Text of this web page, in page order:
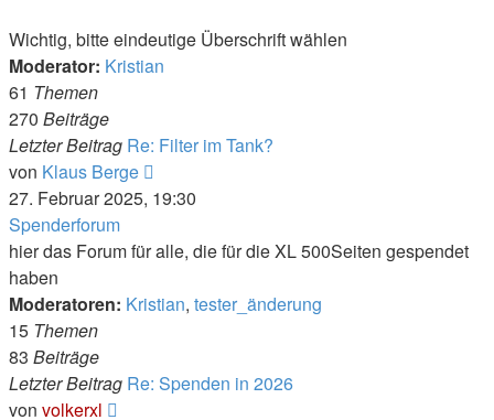
Wichtig, bitte eindeutige Überschrift wählen
Moderator: Kristian
61 Themen
270 Beiträge
Letzter Beitrag Re: Filter im Tank?
von Klaus Berge
Beitrag
27. Februar 2025, 19:30
Spenderforum
hier das Forum für alle, die für die XL 500Seiten gespendet
haben
Moderatoren: Kristian, tester_änderung
15 Themen
83 Beiträge
Letzter Beitrag Re: Spenden in 2026
von volkerxl